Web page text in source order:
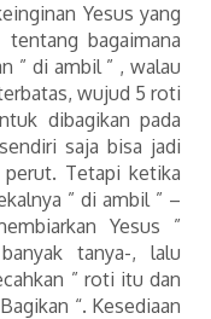
Yesus yang
bagaimana
” di ambil ” , walau
wujud 5 roti
dibagikan pada
saja bisa jadi
perut. Tetapi ketika
” di ambil ” –
Yesus ”
tanya-, lalu
” roti itu dan
“. Kesediaan